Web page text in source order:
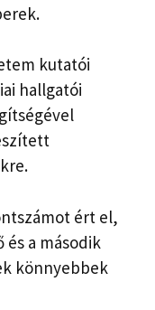
kutatói
hallgatói
ért el,
és a második
könnyebbek